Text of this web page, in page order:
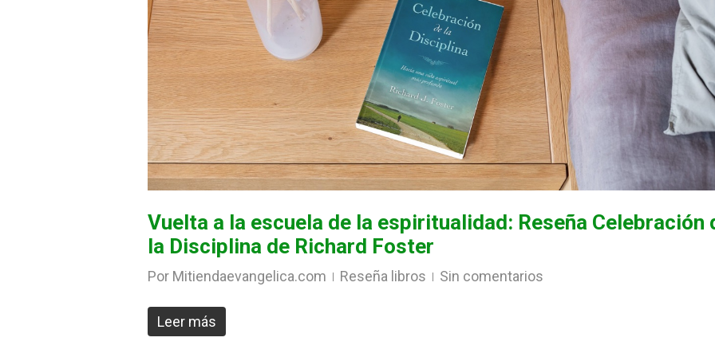
Vuelta a la escuela de la espiritualidad: Reseña Celebración
la Disciplina de Richard Foster
Por Mitiendaevangelica.com Reseña libros Sin comentarios
Leer más